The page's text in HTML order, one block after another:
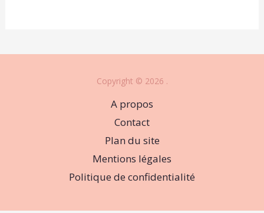
Copyright © 2026 .
A propos
Contact
Plan du site
Mentions légales
Politique de confidentialité